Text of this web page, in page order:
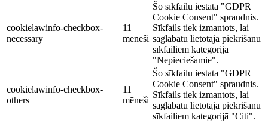
cookielawinfo-checkbox-
necessary
11
mēneši
Šo sīkfailu iestata "GDPR
Cookie Consent" spraudnis.
Sīkfails tiek izmantots, lai
saglabātu lietotāja piekrišanu
sīkfailiem kategorijā
"Nepieciešamie".
cookielawinfo-checkbox-
others
11
mēneši
Šo sīkfailu iestata "GDPR
Cookie Consent" spraudnis.
Sīkfails tiek izmantots, lai
saglabātu lietotāja piekrišanu
sīkfailiem kategorijā "Citi".